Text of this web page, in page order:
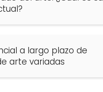
a largo plazo de
arte variadas